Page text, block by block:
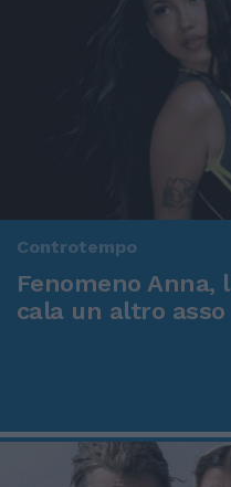
Controtempo
Fenomeno Anna,
cala un altro asso